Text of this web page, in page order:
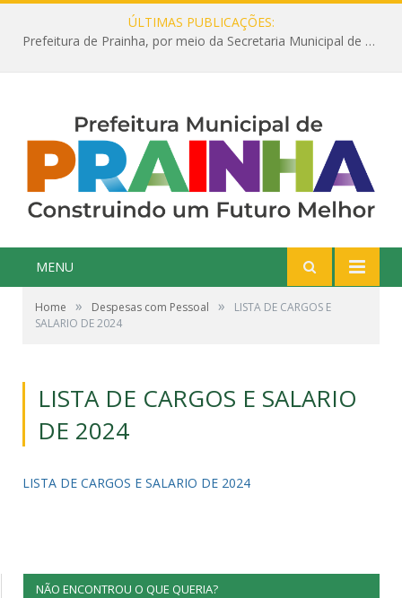
ÚLTIMAS PUBLICAÇÕES:
Prefeitura de Prainha, por meio da Secretaria Municipal de Educação, abre 354 vagas na área da Educação para 2025 com processo seletivo simplificado
MENU
Home » Despesas com Pessoal »
LISTA DE CARGOS E
SALARIO DE 2024
LISTA DE CARGOS E SALARIO
DE 2024
LISTA DE CARGOS E SALARIO DE 2024
NÃO ENCONTROU O QUE QUERIA?